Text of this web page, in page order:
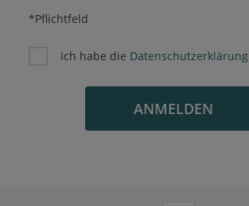
*Pflichtfeld
Ich habe die Datenschutzerklärung
ANMELDEN